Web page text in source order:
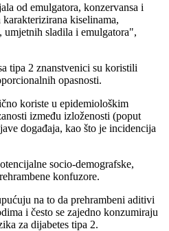
od emulgatora, konzervansa i
kiselinama,
sladila i emulgatora",
tipa 2 znanstvenici su koristili
opasnosti.
koriste u epidemiološkim
između izloženosti (poput
događaja, kao što je incidencija
socio-demografske,
konfuzore.
na to da prehrambeni aditivi
i često se zajedno konzumiraju
za dijabetes tipa 2.